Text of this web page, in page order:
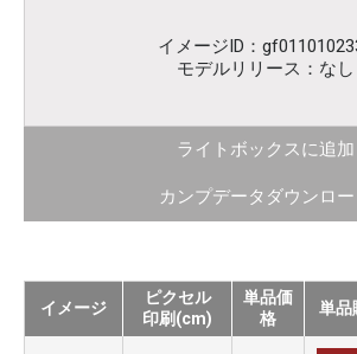
イメージID：
モデルリリース：なし
ライトボックスに追加
カンプデータダウンロー
イメージ
ピクセル
印刷(cm)
単品価
格
単品